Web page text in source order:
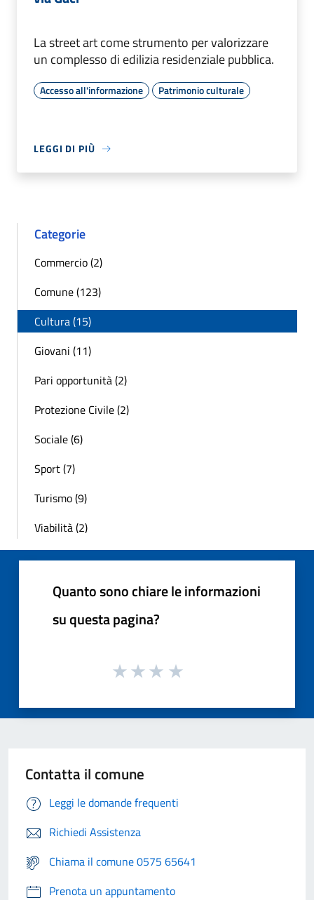
La street art come strumento per valorizzare
un complesso di edilizia residenziale pubblica.
Accesso all'informazione Patrimonio culturale
LEGGI DI PIÙ
Categorie
Commercio (2)
Comune (123)
Cultura (15)
Giovani (11)
Pari opportunità (2)
Protezione Civile (2)
Sociale (6)
Sport (7)
Turismo (9)
Viabilità (2)
Quanto sono chiare le informazioni
su questa pagina?
Contatta il comune
Leggi le domande frequenti
Richiedi Assistenza
Chiama il comune 0575 65641
Prenota un appuntamento